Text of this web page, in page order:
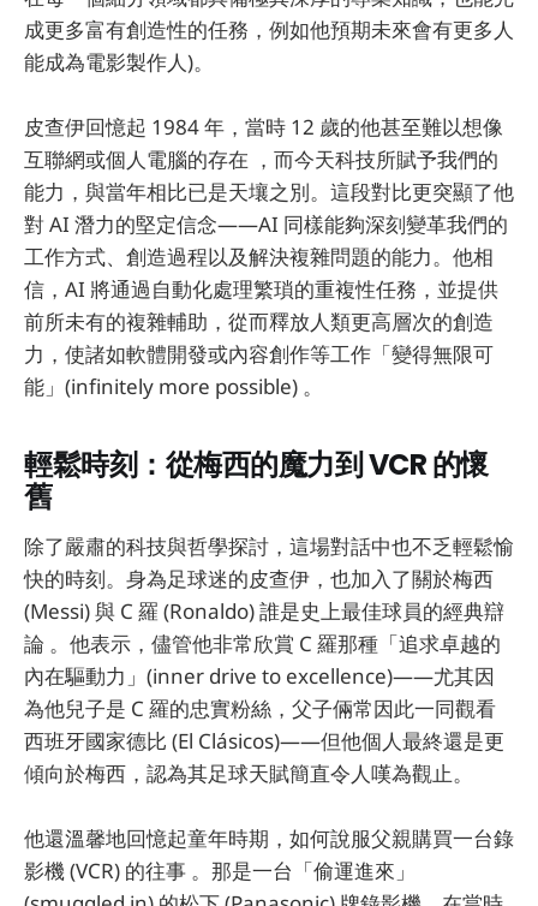
成更多富有創造性的任務，例如他預期未來會有更多人
能成為電影製作人)。
皮查伊回憶起 1984 年，當時 12 歲的他甚至難以想像
互聯網或個人電腦的存在 ，而今天科技所賦予我們的
能力，與當年相比已是天壤之別。這段對比更突顯了他
對 AI 潛力的堅定信念——AI 同樣能夠深刻變革我們的
工作方式、創造過程以及解決複雜問題的能力。他相
信，AI 將通過自動化處理繁瑣的重複性任務，並提供
前所未有的複雜輔助，從而釋放人類更高層次的創造
力，使諸如軟體開發或內容創作等工作「變得無限可
能」(infinitely more possible) 。
輕鬆時刻：從梅西的魔力到 VCR 的懷
舊
除了嚴肅的科技與哲學探討，這場對話中也不乏輕鬆愉
快的時刻。身為足球迷的皮查伊，也加入了關於梅西
(Messi) 與 C 羅 (Ronaldo) 誰是史上最佳球員的經典辯
論 。他表示，儘管他非常欣賞 C 羅那種「追求卓越的
內在驅動力」(inner drive to excellence)——尤其因
為他兒子是 C 羅的忠實粉絲，父子倆常因此一同觀看
西班牙國家德比 (El Clásicos)——但他個人最終還是更
傾向於梅西，認為其足球天賦簡直令人嘆為觀止。
他還溫馨地回憶起童年時期，如何說服父親購買一台錄
影機 (VCR) 的往事 。那是一台「偷運進來」